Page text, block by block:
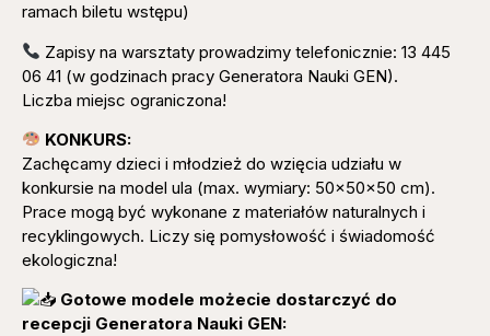
ramach biletu wstępu)
Zapisy na warsztaty prowadzimy telefonicznie: 13 445
06 41 (w godzinach pracy Generatora Nauki GEN).
Liczba miejsc ograniczona!
KONKURS:
Zachęcamy dzieci i młodzież do wzięcia udziału w
konkursie na model ula (max. wymiary: 50x50x50 cm).
Prace mogą być wykonane z materiałów naturalnych i
recyklingowych. Liczy się pomysłowość i świadomość
ekologiczna!
Gotowe modele możecie dostarczyć do
recepcji Generatora Nauki GEN: